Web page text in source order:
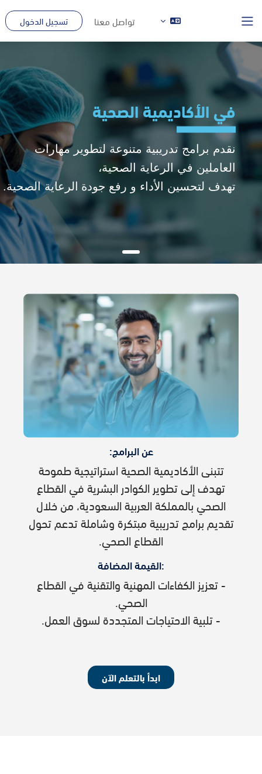
تواصل معنا تسجيل الدخول
في اﻷكاديمية الصحية
ﻧﻘﺪم ‫ﺑﺮاﻣﺞ ‫ﺗﺪرﻳﺒﻴﺔ ‫ﻣﺘﻨﻮﻋﺔ ‫ﻟﺘﻄﻮﻳﺮ ‫ﻣﻬﺎرات
‫اﻟﻌﺎﻣﻠﻴﻦ ‫ﻓﻲ ‫اﻟﺮﻋﺎﻳﺔ ‫اﻟﺼﺤﻴﺔ‪،
‪‫‫تهدف ‫لتحسين ‫اﻷداء ‫و
رفع جودة الرعاية الصحية.
عن البرامج:​
تتبنى الأكاديمية الصحية استراتيجية طموحة
تهدف إلى تطوير الكوادر البشرية في القطاع
الصحي بالمملكة العربية السعودية، من خلال
تقديم برامج تدريبية مبتكرة وشاملة تدعم ﺗﺤﻮل
اﻟﻘﻄﺎع اﻟﺼﺤﻲ.​
:القيمة المضافة
- تعزيز الكفاءات المهنية والتقنية في القطاع
الصحي.
- تلبية الاحتياجات المتجددة لسوق العمل.
ابدأ بالتعلم الآن